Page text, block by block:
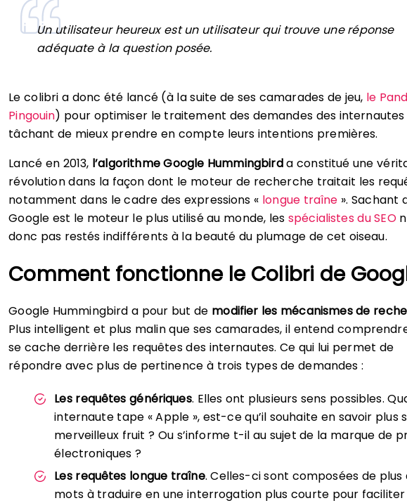
Un utilisateur heureux est un utilisateur qui trouve une réponse
adéquate à la question posée.
Le colibri a donc été lancé (à la suite de ses camarades de jeu, le
Pingouin) pour optimiser le traitement des demandes des internautes
tâchant de mieux prendre en compte leurs intentions premières.
Lancé en 2013, l’algorithme Google Hummingbirda constitué une
révolution dans la façon dont le moteur de recherche traitait les
notamment dans le cadre des expressions « longue traîne ». Sachant
Google est le moteur le plus utilisé au monde, les spécialistes du SEO
donc pas restés indifférents à la beauté du plumage de cet oiseau.
Comment fonctionne le Colibri de
Google Hummingbird a pour but de modifier les mécanismes de
Plus intelligent et plus malin que ses camarades, il entend
se cache derrière les requêtes des internautes. Ce qui lui permet de
répondre avec plus de pertinence à trois types de demandes :
Les requêtes génériques. Elles ont plusieurs sens possibles.
internaute tape « Apple », est-ce qu’il souhaite en savoir plus
merveilleux fruit ? Ou s’informe t-il au sujet de la marque de
électroniques ?
Les requêtes longue traîne. Celles-ci sont composées de plus
mots à traduire en une interrogation plus courte pour